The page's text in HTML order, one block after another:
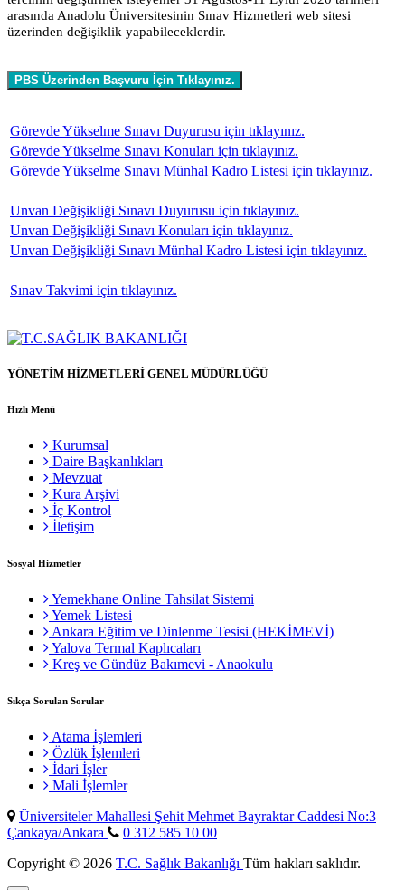
arasında Anadolu Üniversitesinin Sınav Hizmetleri web sitesi
üzerinden değişiklik yapabileceklerdir.
Görevde Yükselme Sınavı Duyurusu için tıklayınız.
Görevde Yükselme Sınavı Konuları için tıklayınız.
Görevde Yükselme Sınavı Münhal Kadro Listesi için tıklayınız.
Unvan Değişikliği Sınavı Duyurusu için tıklayınız.
Unvan Değişikliği Sınavı Konuları için tıklayınız.
Unvan Değişikliği Sınavı Münhal Kadro Listesi için tıklayınız.
Sınav Takvimi için tıklayınız.
YÖNETİM HİZMETLERİ GENEL MÜDÜRLÜĞÜ
Hızlı Menü
Kurumsal
Daire Başkanlıkları
Mevzuat
Kura Arşivi
İç Kontrol
İletişim
Sosyal Hizmetler
Yemekhane Online Tahsilat Sistemi
Yemek Listesi
Ankara Eğitim ve Dinlenme Tesisi (HEKİMEVİ)
Yalova Termal Kaplıcaları
Kreş ve Gündüz Bakımevi - Anaokulu
Sıkça Sorulan Sorular
Atama İşlemleri
Özlük İşlemleri
İdari İşler
Mali İşlemler
Üniversiteler Mahallesi Şehit Mehmet Bayraktar Caddesi No:3
Çankaya/Ankara
0 312 585 10 00
Copyright © 2026 T.C. Sağlık Bakanlığı Tüm hakları saklıdır.